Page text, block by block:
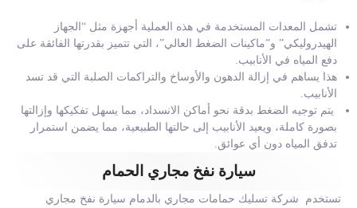
تشمل المعدات المستخدمة في هذه العملية أجهزة مثل “الجهاز
الهيدروليكي” و”ماكينات الضغط العالي”، التي تتميز بقدرتها الفائقة على
دفع المياه في الأنابيب.
هذا يساهم في إزالة الدهون والأوساخ والتراكمات الصلبة التي قد تسد
الأنابيب.
يتم توجيه الضغط بدقة نحو أماكن الانسداد، مما يسهل تفكيكها وإزالتها
بصورة كاملة، ويعيد الأنابيب إلى حالتها الطبيعية، مما يضمن استمرار
تدفق المياه دون أي عوائق.
سيارة نفخ مجاري الحمام
تستخدم شركة تسليك حمامات مجاري بالدمام سيارة نفخ مجاري